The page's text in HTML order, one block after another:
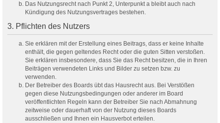
Das Nutzungsrecht nach Punkt 2, Unterpunkt a bleibt auch nach
Kündigung des Nutzungsvertrages bestehen.
3. Pflichten des Nutzers
Sie erklären mit der Erstellung eines Beitrags, dass er keine Inhalte
enthält, die gegen geltendes Recht oder die guten Sitten verstoßen.
Sie erklären insbesondere, dass Sie das Recht besitzen, die in Ihren
Beiträgen verwendeten Links und Bilder zu setzen bzw. zu
verwenden.
Der Betreiber des Boards übt das Hausrecht aus. Bei Verstößen
gegen diese Nutzungsbedingungen oder anderer im Board
veröffentlichten Regeln kann der Betreiber Sie nach Abmahnung
zeitweise oder dauerhaft von der Nutzung dieses Boards
ausschließen und Ihnen ein Hausverbot erteilen.